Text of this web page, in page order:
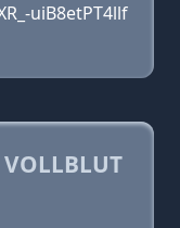
uiB8etPT4llf